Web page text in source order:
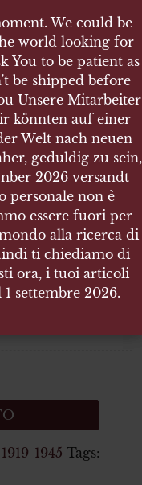
- ASSAULT
–
1945 Tags:
We could be
world looking for
You to be patient as
be shipped before
Unsere Mitarbeiter
könnten auf einer
Welt nach neuen
geduldig zu sein,
2026 versandt
personale non è
essere fuori per
alla ricerca di
ti chiediamo di
ora, i tuoi articoli
settembre 2026.
We could be
world looking for
You to be patient as
be shipped before
Unsere Mitarbeiter
könnten auf einer
Welt nach neuen
geduldig zu sein,
2026 versandt
personale non è
essere fuori per
alla ricerca di
ti chiediamo di
ora, i tuoi articoli
settembre 2026.